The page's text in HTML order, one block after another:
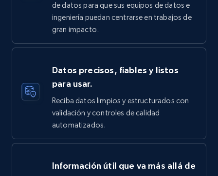
de datos para que sus equipos de datos e
ingeniería puedan centrarse en trabajos de
gran impacto.
Datos precisos, fiables y listos
para usar.
Reciba datos limpios y estructurados con
validación y controles de calidad
automatizados.
Información útil que va más allá de